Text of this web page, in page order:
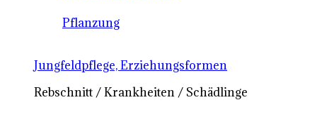
Pflanzung
Jungfeldpflege, Erziehungsformen
Rebschnitt / Krankheiten / Schädlinge